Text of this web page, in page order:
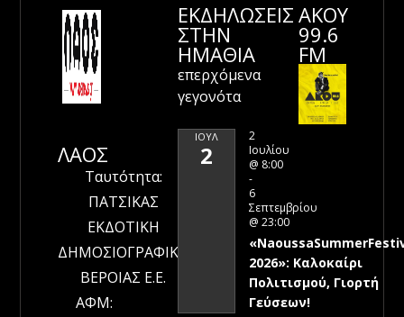
ΛΑΟΣ
Ταυτότητα:
ΠΑΤΣΙΚΑΣ
ΕΚΔΟΤΙΚΗ
ΔΗΜΟΣΙΟΓΡΑΦΙΚΗ
ΒΕΡΟΙΑΣ Ε.Ε.
ΑΦΜ:
ΕΚΔΗΛΩΣΕΙΣ
ΣΤΗΝ
ΗΜΑΘΊΑ
επερχόμενα
γεγονότα
ΙΟΎΛ
2
2
Ιουλίου
@ 8:00
-
6
Σεπτεμβρίου
@ 23:00
2026»: Καλοκαίρι
Πολιτισμού, Γιορτή
Γεύσεων!
ΑΚΟΥ
99.6
FM